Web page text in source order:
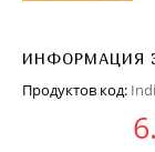
ИНФОРМАЦИЯ
Продуктов код: